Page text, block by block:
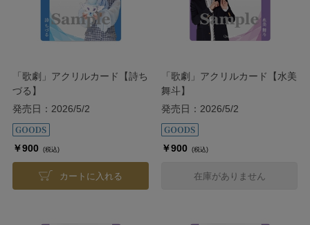
「歌劇」アクリルカード【詩ち
づる】
発売日：2026/5/2
￥900 (税込)
カートに入れる
「歌劇」アクリルカード【水美
舞斗】
発売日：2026/5/2
￥900 (税込)
在庫がありません